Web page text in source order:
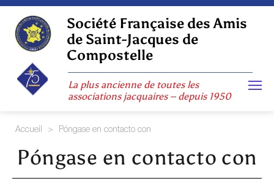
Skip
content
Société Française des Amis
de Saint-Jacques de
Compostelle
La plus ancienne de toutes les
associations jacquaires – depuis 1950
Accueil > Póngase en contacto con
Póngase en contacto con